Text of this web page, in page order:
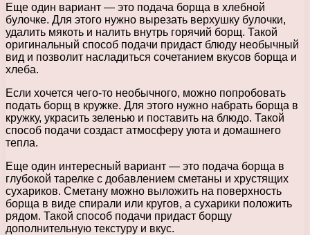
Еще один вариант — это подача борща в хлебной
булочке. Для этого нужно вырезать верхушку булочки,
удалить мякоть и налить внутрь горячий борщ. Такой
оригинальный способ подачи придаст блюду необычный
вид и позволит насладиться сочетанием вкусов борща и
хлеба.
Если хочется чего-то необычного, можно попробовать
подать борщ в кружке. Для этого нужно набрать борща в
кружку, украсить зеленью и поставить на блюдо. Такой
способ подачи создаст атмосферу уюта и домашнего
тепла.
Еще один интересный вариант — это подача борща в
глубокой тарелке с добавлением сметаны и хрустящих
сухариков. Сметану можно выложить на поверхность
борща в виде спирали или кругов, а сухарики положить
рядом. Такой способ подачи придаст борщу
дополнительную текстуру и вкус.